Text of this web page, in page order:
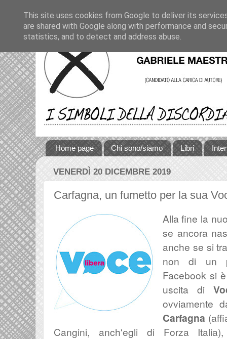
Home page Chi sono/siamo Libri
VENERDÌ 20 DICEMBRE 2019
Carfagna, un fumetto per la sua
Alla fine la
se ancora
anche se si
non di un
Facebook si
uscita di
ovviamente
Carfagna
Cangini, anch'egli di Forza
This site uses cookies from Google to deliver its
are shared with Google along with performance and
statistics, and to detect and address abuse.